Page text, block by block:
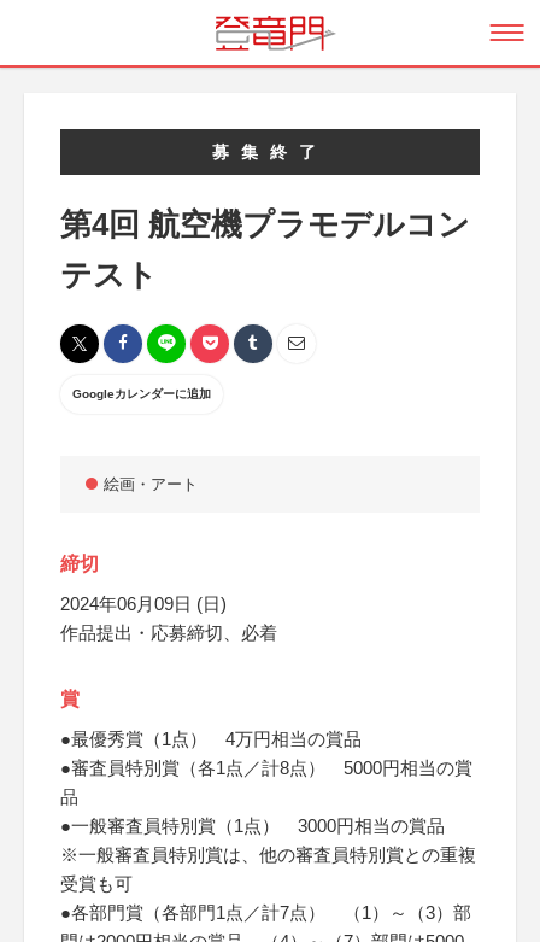
募集終了
第4回 航空機プラモデルコン
テスト
Googleカレンダーに追加
絵画・アート
締切
2024年06月09日 (日)
作品提出・応募締切、必着
賞
●最優秀賞（1点） 4万円相当の賞品
●審査員特別賞（各1点／計8点） 5000円相当の賞
品
●一般審査員特別賞（1点） 3000円相当の賞品
※一般審査員特別賞は、他の審査員特別賞との重複
受賞も可
●各部門賞（各部門1点／計7点） （1）～（3）部